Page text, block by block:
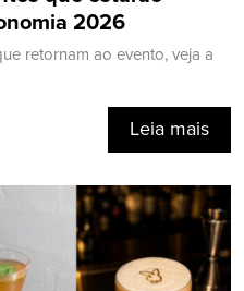
2026
retornam ao evento, veja a
Leia mais